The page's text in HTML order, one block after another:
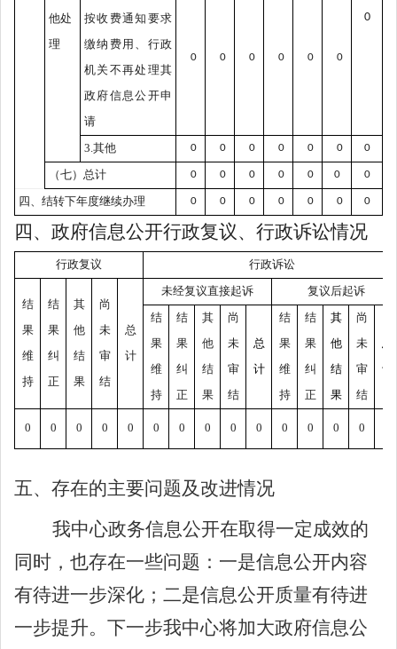
他处
理
按收费通知要求
缴纳费用、行政
机关不再处理其
政府信息公开申
请
0 0 0 0 0 0
0
3.其他 0 0 0 0 0 0 0
（七）总计 0 0 0 0 0 0 0
四、结转下年度继续办理 0 0 0 0 0 0 0
四、政府信息公开行政复议、行政诉讼情况
行政复议 行政诉讼
结
果
维
持
结
果
纠
正
其
他
结
果
尚
未
审
结
总
计
未经复议直接起诉
复议后起诉
结
果
维
持
结
果
纠
正
其
他
结
果
尚
未
审
结
总
计
结
果
维
持
结
果
纠
正
其
他
结
果
尚
未
审
结
总
计
0 0 0 0 0 0 0 0 0 0 0 0 0 0
五、 存在的主要问题及改进情况
我中心政务信息公开在取得一定成效的
同时，也存在一些问题：一是信息公开内容
有待进一步深化；二是信息公开质量有待进
一步提升。 下一步我中心将加大政府信息公